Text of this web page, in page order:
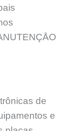
de
e